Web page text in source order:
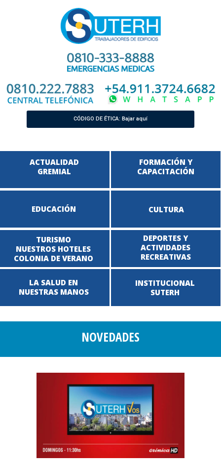
CÓDIGO DE ÉTICA: Bajar aquí
ACTUALIDAD
GREMIAL
EDUCACIÓN CULTURA
TURISMO
NUESTROS HOTELES
COLONIA DE VERANO
DEPORTES Y
ACTIVIDADES
RECREATIVAS
LA SALUD EN
NUESTRAS MANOS
INSTITUCIONAL
SUTERH
FORMACIÓN Y
CAPACITACIÓN
NOVEDADES